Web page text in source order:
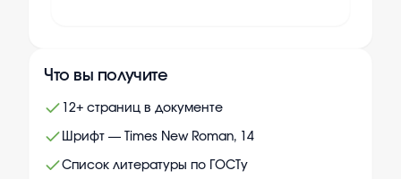
Что вы получите
12+ страниц в документе
Шрифт — Times New Roman, 14
Список литературы по ГОСТу